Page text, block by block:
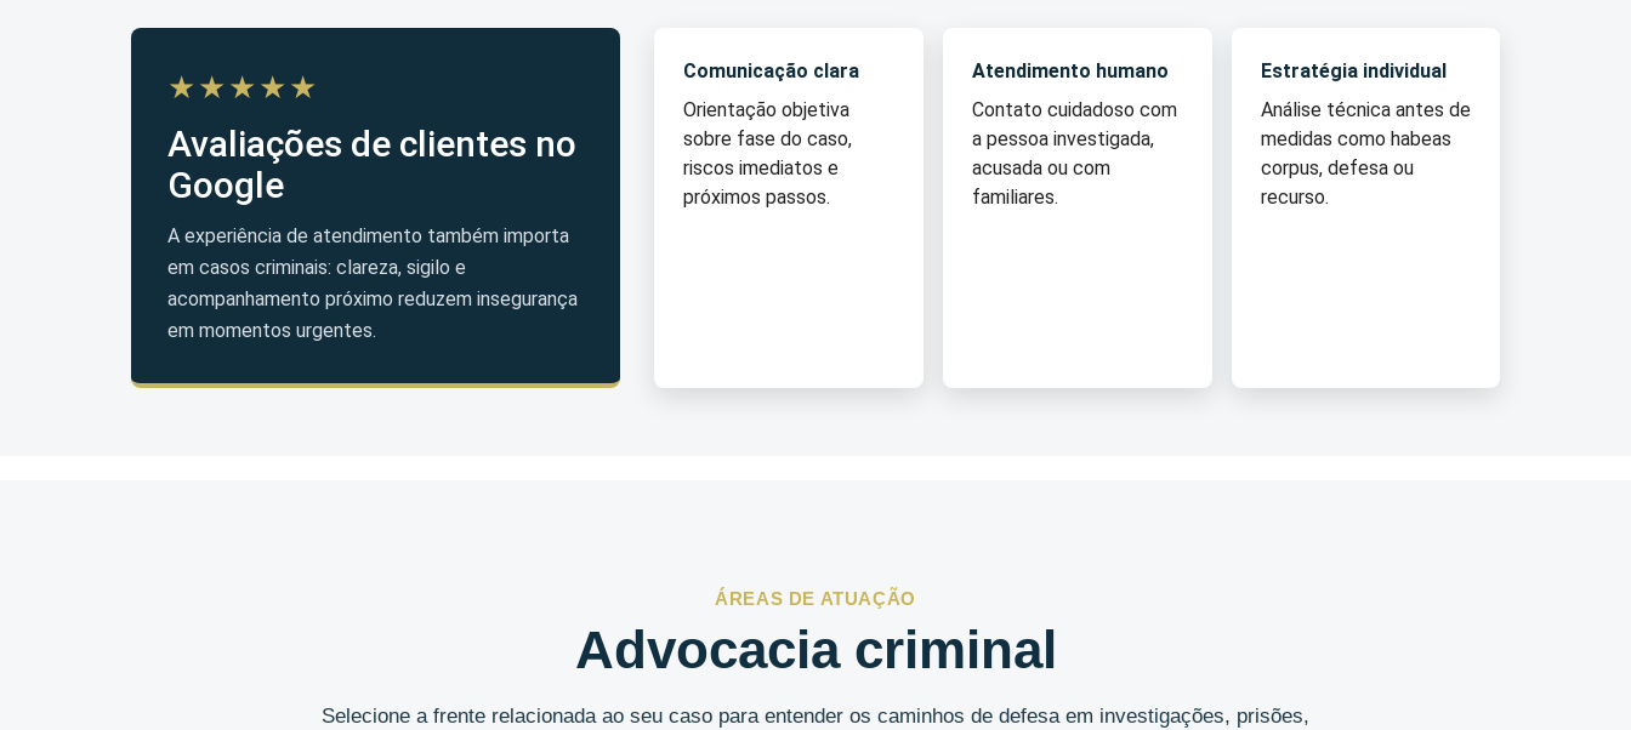
★★★★★
Avaliações de clientes no
Google
A experiência de atendimento também importa
em casos criminais: clareza, sigilo e
acompanhamento próximo reduzem insegurança
em momentos urgentes.
Comunicação clara
Orientação objetiva
sobre fase do caso,
riscos imediatos e
próximos passos.
Atendimento humano
Contato cuidadoso com
a pessoa investigada,
acusada ou com
familiares.
Estratégia individual
Análise técnica antes de
medidas como habeas
corpus, defesa ou
recurso.
ÁREAS DE ATUAÇÃO
Advocacia criminal
Selecione a frente relacionada ao seu caso para entender os caminhos de defesa em investigações, prisões,